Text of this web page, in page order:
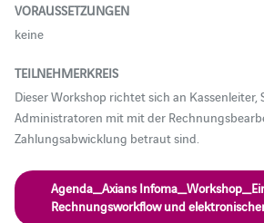
VORAUSSETZUNGEN
keine
TEILNEHMERKREIS
Dieser Workshop richtet sich an
Administratoren mit mit der
Zahlungsabwicklung betraut sind.
Agenda_Axians
Rechnungsworkflow und